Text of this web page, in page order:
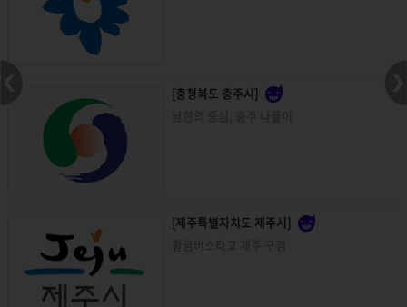
[충청북도 충주시]
[제주특별자치도 제주시]